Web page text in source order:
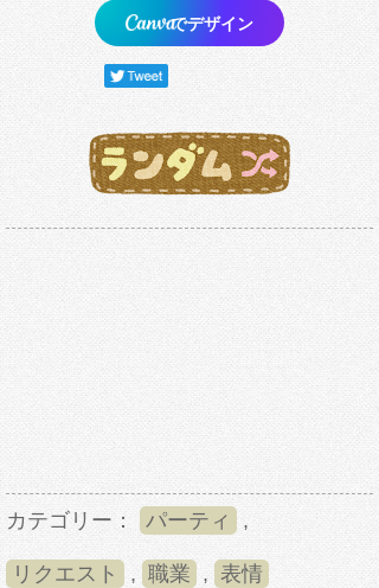
でデザイン
カテゴリー： パーティ ,
リクエスト , 職業 , 表情